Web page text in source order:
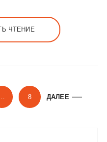
ЧТЕНИЕ
8 ДАЛЕЕ